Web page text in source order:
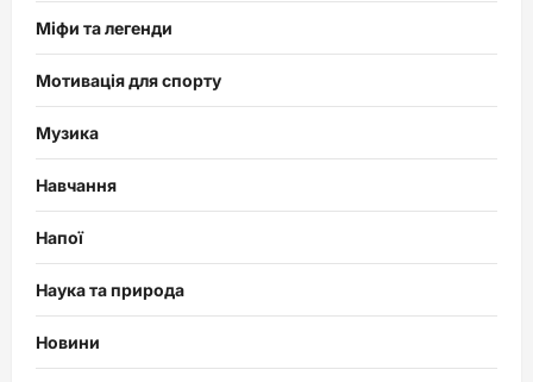
Міфи та легенди
Мотивація для спорту
Музика
Навчання
Напої
Наука та природа
Новини